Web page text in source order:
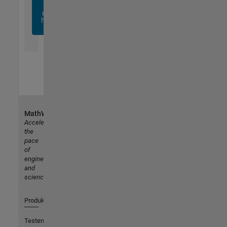
noch
heute
MathWorks
Accelerating
the
pace
of
engineering
and
science
Produkte
Testen oder Kaufen